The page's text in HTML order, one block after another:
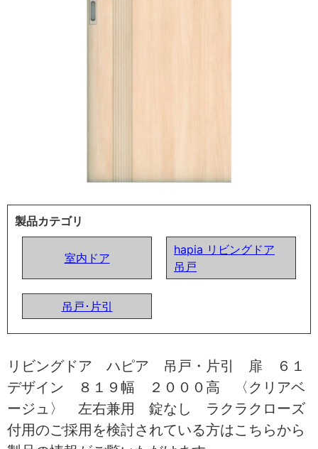
製品カテゴリ
室内ドア
hapia リビングドア
吊戸
吊戸･片引
リビングドア ハピア 吊戸・片引 扉 ６１
デザイン ８１９幅 ２０００高 〈クリアベ
ージュ〉 左右兼用 錠なし ラクラクローズ
付用のご採用を検討されている方はこちらから